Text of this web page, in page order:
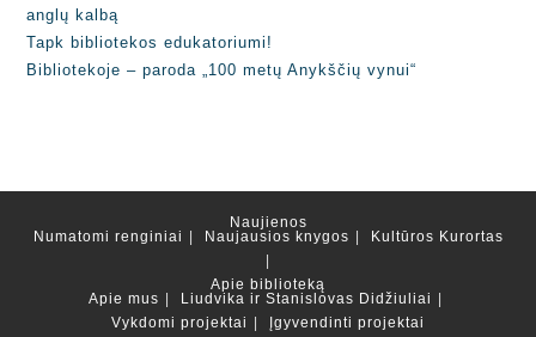
anglų kalbą
Tapk bibliotekos edukatoriumi!
Bibliotekoje – paroda „100 metų Anykščių vynui“
Naujienos
Numatomi renginiai
Naujausios knygos Kultūros Kurortas
Apie biblioteką
Apie mus
Liudvika ir Stanislovas Didžiuliai
Vykdomi projektai
Įgyvendinti projektai